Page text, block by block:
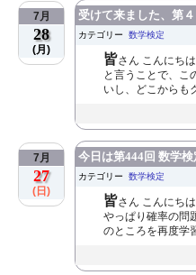
7月
28
(月)
受けて来ました、第
カテゴリー 数学検定
皆さん こんにち
と言うことで、こ
いし、どこからも
7月
27
(日)
今日は第444回 数学
カテゴリー 数学検定
皆さん こんにち
やっぱり確率の問
のところを再度学